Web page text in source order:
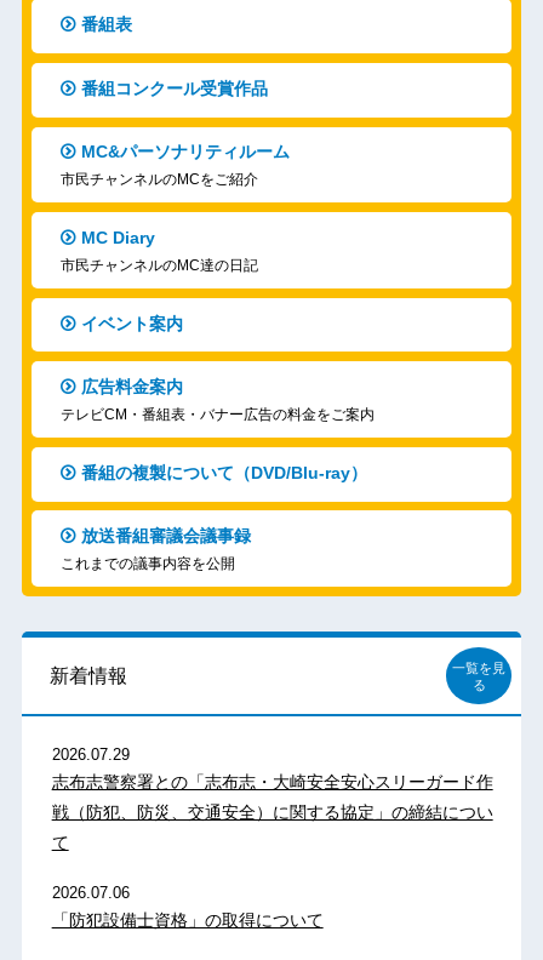
番組表
番組コンクール受賞作品
MC&パーソナリティルーム
市民チャンネルのMCをご紹介
MC Diary
市民チャンネルのMC達の日記
イベント案内
広告料金案内
テレビCM・番組表・バナー広告の料金をご案内
番組の複製について（DVD/Blu-ray）
放送番組審議会議事録
これまでの議事内容を公開
新着情報
一覧を見
る
2026.07.29
志布志警察署との「志布志・大崎安全安心スリーガード作
戦（防犯、防災、交通安全）に関する協定」の締結につい
て
2026.07.06
「防犯設備士資格」の取得について